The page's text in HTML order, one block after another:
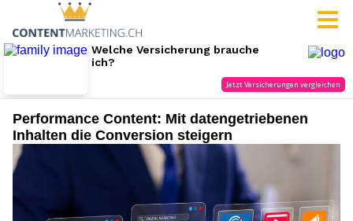
Performance Content: Mit datengetriebenen
Inhalten die Conversion steigern